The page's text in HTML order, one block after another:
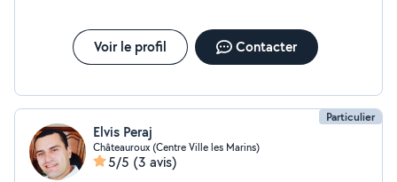
Voir le profil Contacter
Particulier
Elvis Peraj
Châteauroux (Centre Ville les Marins)
5/5 (3 avis)